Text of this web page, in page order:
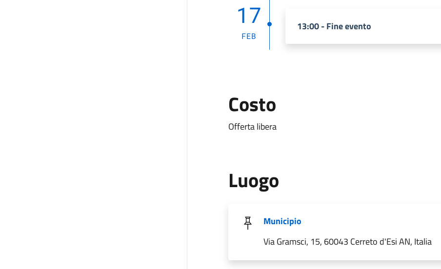
17
FEB
13:00 - Fine evento
Costo
Offerta libera
Luogo
Municipio
Via Gramsci, 15, 60043 Cerreto d'Esi AN, Italia